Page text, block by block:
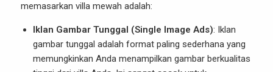
memasarkan villa mewah adalah:
Iklan Gambar Tunggal (Single Image Ads): Iklan
gambar tunggal adalah format paling sederhana yang
memungkinkan Anda menampilkan gambar berkualitas